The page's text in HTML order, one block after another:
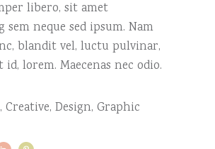
libero, sit amet
sem neque sed ipsum. Nam
blandit vel, luctu pulvinar,
lorem. Maecenas nec odio.
, Creative, Design, Graphic